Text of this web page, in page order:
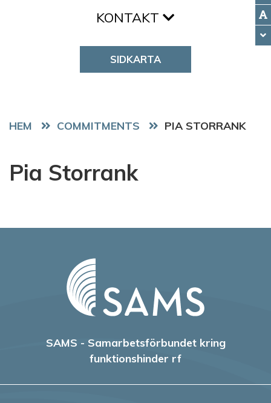
KONTAKT
SIDKARTA
HEM COMMITMENTS PIA STORRANK
Pia Storrank
SAMS - Samarbetsförbundet kring
funktionshinder rf